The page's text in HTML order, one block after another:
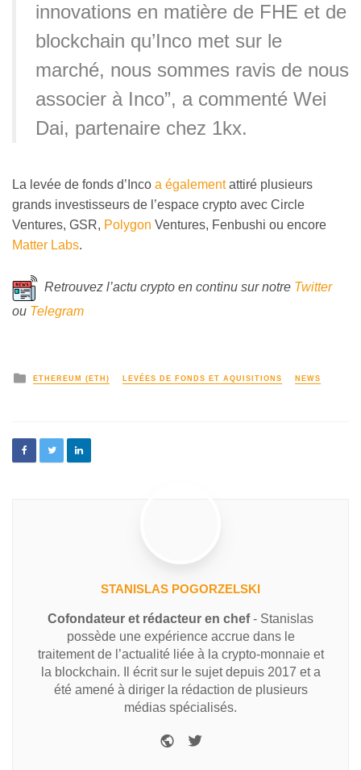
innovations en matière de FHE et de
blockchain qu’Inco met sur le
marché, nous sommes ravis de nous
associer à Inco”, a commenté Wei
Dai, partenaire chez 1kx.
La levée de fonds d’Inco a égalementattiré plusieurs
grands investisseurs de l’espace crypto avec Circle
Ventures, GSR, Polygon Ventures, Fenbushi ou encore
Matter Labs.
Retrouvez l’actu crypto en continu sur notre Twitter
ou Telegram
ETHEREUM (ETH) LEVÉES DE FONDS ET AQUISITIONS NEWS
STANISLAS POGORZELSKI
Cofondateur et rédacteur en chef- Stanislas
possède une expérience accrue dans le
traitement de l’actualité liée à la crypto-monnaie et
la blockchain. Il écrit sur le sujet depuis 2017 et a
été amené à diriger la rédaction de plusieurs
médias spécialisés.